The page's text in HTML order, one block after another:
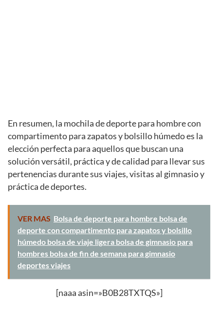
En resumen, la mochila de deporte para hombre con
compartimento para zapatos y bolsillo húmedo es la
elección perfecta para aquellos que buscan una
solución versátil, práctica y de calidad para llevar sus
pertenencias durante sus viajes, visitas al gimnasio y
práctica de deportes.
VER MAS Bolsa de deporte para hombre bolsa de
deporte con compartimento para zapatos y bolsillo
húmedo bolsa de viaje ligera bolsa de gimnasio para
hombres bolsa de fin de semana para gimnasio
deportes viajes
[naaa asin=»B0B28TXTQS»]